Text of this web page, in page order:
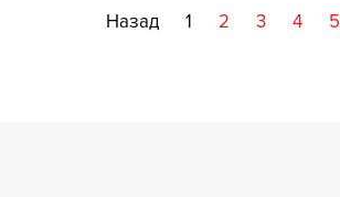
Назад 1 2 3 4 5